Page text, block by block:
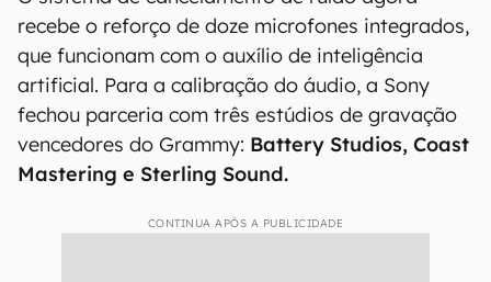
recebe o reforço de doze microfones integrados,
que funcionam com o auxílio de inteligência
artificial. Para a calibração do áudio, a Sony
fechou parceria com três estúdios de gravação
vencedores do Grammy: Battery Studios, Coast
Mastering e Sterling Sound.
CONTINUA APÓS A PUBLICIDADE